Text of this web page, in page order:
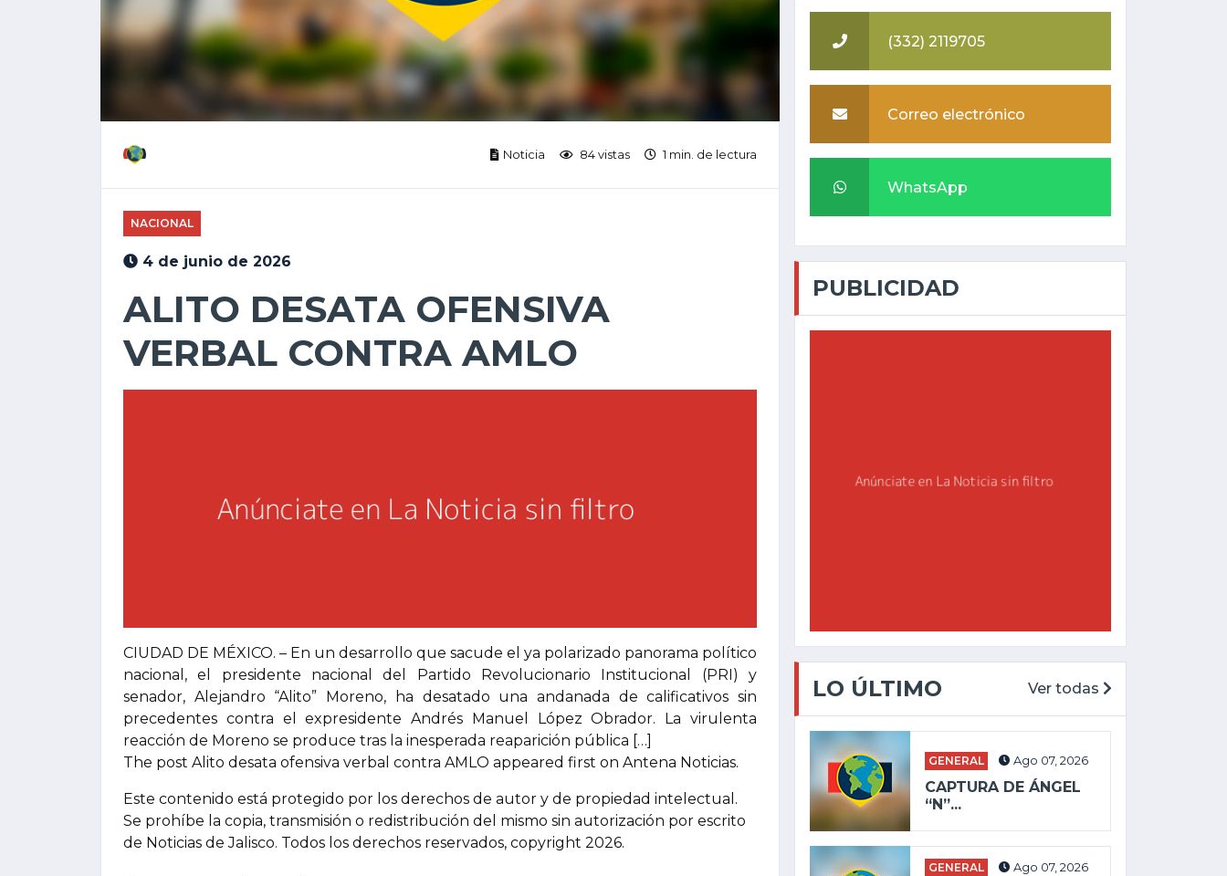
Noticia 84 vistas 1 min. de lectura
NACIONAL
4 de junio de 2026
ALITO DESATA OFENSIVA
VERBAL CONTRA AMLO
CIUDAD DE MÉXICO. – En un desarrollo que sacude el ya polarizado panorama político
nacional, el presidente nacional del Partido Revolucionario Institucional (PRI) y
senador, Alejandro “Alito” Moreno, ha desatado una andanada de calificativos sin
precedentes contra el expresidente Andrés Manuel López Obrador. La virulenta
reacción de Moreno se produce tras la inesperada reaparición pública […]
The post Alito desata ofensiva verbal contra AMLO appeared first on Antena Noticias.
Este contenido está protegido por los derechos de autor y de propiedad intelectual.
Se prohíbe la copia, transmisión o redistribución del mismo sin autorización por escrito
de Noticias de Jalisco. Todos los derechos reservados, copyright 2026.
(332) 2119705
Correo electrónico
WhatsApp
PUBLICIDAD
LO ÚLTIMO Ver todas
GENERAL Ago 07, 2026
CAPTURA DE ÁNGEL
“N”...
GENERAL Ago 07, 2026